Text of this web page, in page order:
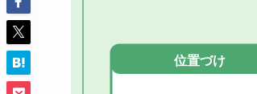
位置づけ